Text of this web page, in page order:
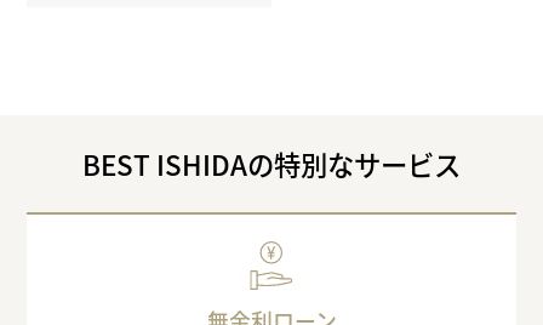
BEST ISHIDAの特別なサービス